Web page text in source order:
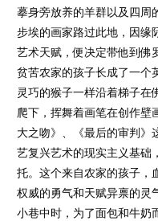
摹身旁放养的羊群以及四周
步埃的画家路过此地，因缘
艺术天赋，便决定带他到佛
贫苦农家的孩子长成了一个
灵巧的猴子一样沿着梯子在
爬下，挥舞着画笔在创作壁
大之吻》、《最后的审判》
艺复兴艺术的现实主义基础
托。这个来自农家的孩子，
权威的勇气和天赋异禀的灵
小巷中时，为了面包和牛奶